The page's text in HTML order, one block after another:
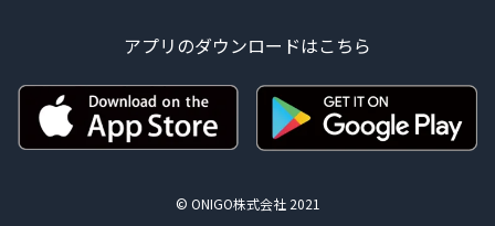
アプリのダウンロードはこちら
© ONIGO株式会社 2021